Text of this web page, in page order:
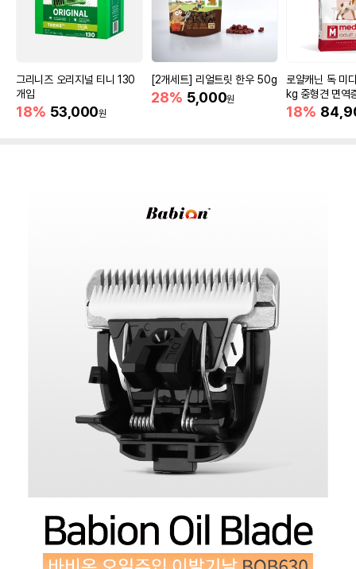
그리니즈 오리지널 티니 130
개입
18% 53,000원
[2개세트] 리얼트릿 한우 50g
28% 5,000원
로얄캐닌 독 미
kg 중형견 면역
18%